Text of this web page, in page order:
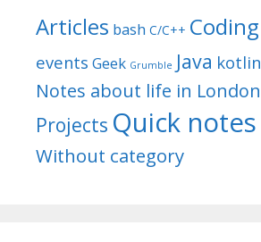
Articles bash C/C++ Coding
events Geek Grumble Java kotlin
Notes about life in London
Projects Quick notes
Without category